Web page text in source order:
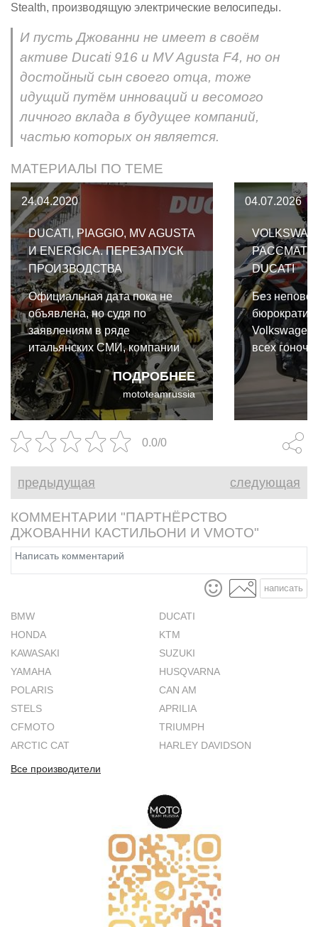
Stealth, производящую электрические велосипеды.
И пусть Джованни не имеет в своём
активе Ducati 916 и MV Agusta F4, но он
достойный сын своего отца, тоже
идущий путём инноваций и весомого
личного вклада в будущее компаний,
частью которых он является.
МАТЕРИАЛЫ ПО ТЕМЕ
24.04.2020
DUCATI, PIAGGIO, MV AGUSTA
И ENERGICA. ПЕРЕЗАПУСК
ПРОИЗВОДСТВА
ПОДРОБНЕЕ
Официальная дата пока не
объявлена, но судя по
заявлениям в ряде
итальянских СМИ, компании
смогут открыться уже 27
апреля. Перезапуск
производства Ducati, Piaggio,
MV Agusta и Energica после
карантина.
mototeamrussia
04.07.2026
DUCATI
Без
всех
Ducati
расцвести
игрок.
0.0/0
предыдущая следующая
КОММЕНТАРИИ "ПАРТНЁРСТВО
ДЖОВАННИ КАСТИЛЬОНИ И VMOTO"
написать
BMW
DUCATI
HONDA
KTM
KAWASAKI
SUZUKI
YAMAHA
HUSQVARNA
POLARIS
CAN AM
STELS
APRILIA
CFMOTO
TRIUMPH
ARCTIC CAT
HARLEY DAVIDSON
Все производители